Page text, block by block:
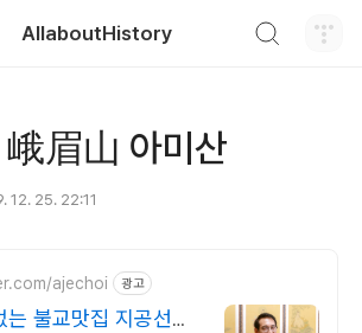
AllaboutHistory
眉山 아미산
12. 25. 22:11
ajechoi 광고
불교맛집 지공선사